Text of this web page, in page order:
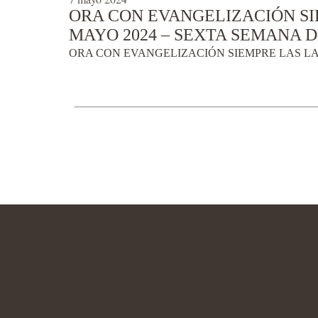
ORA CON EVANGELIZACIÓN
MAYO 2024 – SEXTA SEMANA
ORA CON EVANGELIZACIÓN SIEMPRE LAS